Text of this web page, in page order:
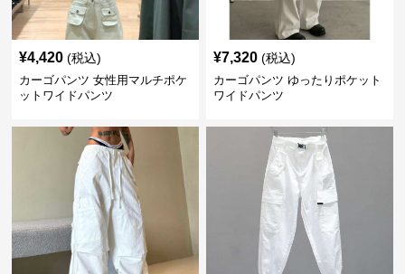
¥4,420 (税込)
カーゴパンツ 女性用マルチポケ
ットワイドパンツ
¥7,320 (税込)
カーゴパンツ ゆったりポケット
ワイドパンツ